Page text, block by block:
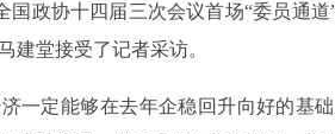
国政协十四届三次会议首场“委员通
建堂接受了记者采访。
一定能够在去年企稳回升向好的基